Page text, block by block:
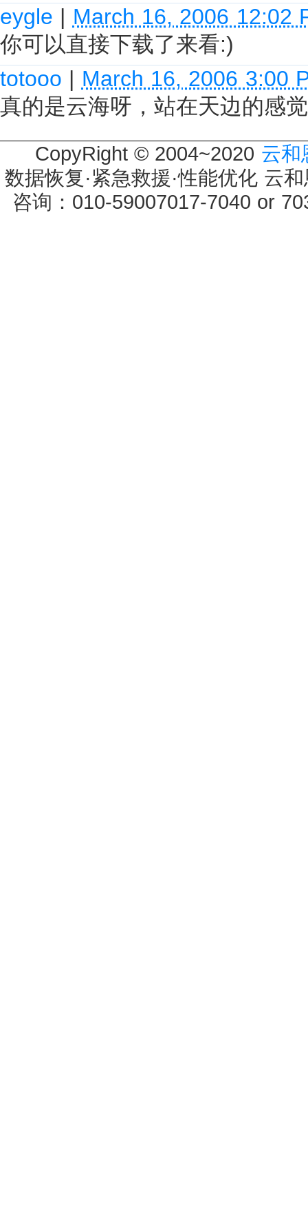
eygle | March 16, 2006 12:02
你可以直接下载了来看:)
totooo | March 16, 2006 3:00
真的是云海呀，站在天边的感
CopyRight © 2004~2020 云和
数据恢复·紧急救援·性能优化 云
咨询：010-59007017-7040 or